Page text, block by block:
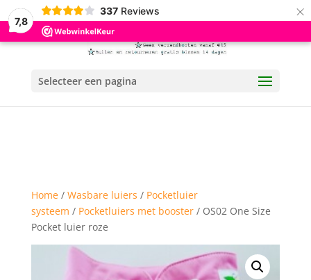
7,8
337 Reviews ×
Selecteer een pagina
Home/ Wasbare luiers / Pocketluier
systeem / Pocketluiers met booster/ OS02 One Size
Pocket luier roze